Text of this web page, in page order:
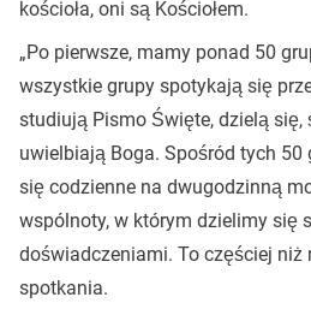
kościoła, oni są Kościołem.
„Po pierwsze, mamy ponad 50
wszystkie grupy spotykają się
studiują Pismo Święte, dzielą się,
uwielbiają Boga. Spośród tych 50
się codzienne na dwugodzinną
wspólnoty, w którym dzielimy się
doświadczeniami. To częściej niż
spotkania.